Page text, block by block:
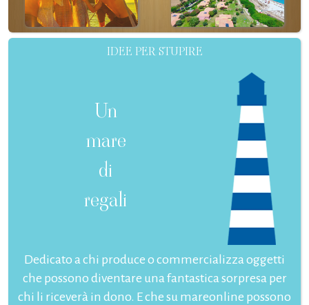
IDEE PER STUPIRE
Un
mare
di
regali
Dedicato a chi produce o commercializza oggetti
che possono diventare una fantastica sorpresa per
chi li riceverà in dono. E che su mareonline possono